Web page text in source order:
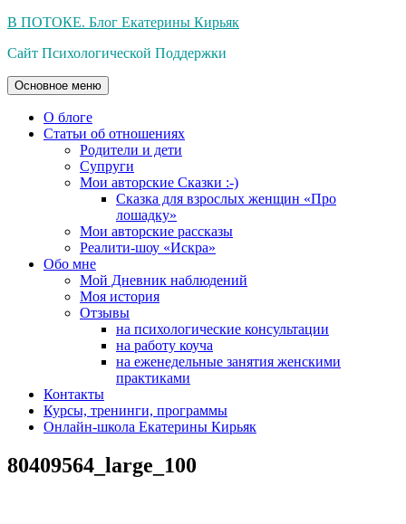
Перейти
содержимому
В ПОТОКЕ. Блог Екатерины Кирьяк
Сайт Психологической Поддержки
Основное меню
О блоге
Статьи об отношениях
Родители и дети
Супруги
Мои авторские Сказки :-)
Сказка для взрослых женщин «Про
лошадку»
Мои авторские рассказы
Реалити-шоу «Искра»
Обо мне
Мой Дневник наблюдений
Моя история
Отзывы
на психологические консультации
на работу коуча
на еженедельные занятия женскими
практиками
Контакты
Курсы, тренинги, программы
Онлайн-школа Екатерины Кирьяк
80409564_large_100